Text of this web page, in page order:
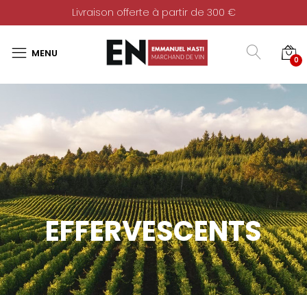
Livraison offerte à partir de 300 €
0
EFFERVESCENTS